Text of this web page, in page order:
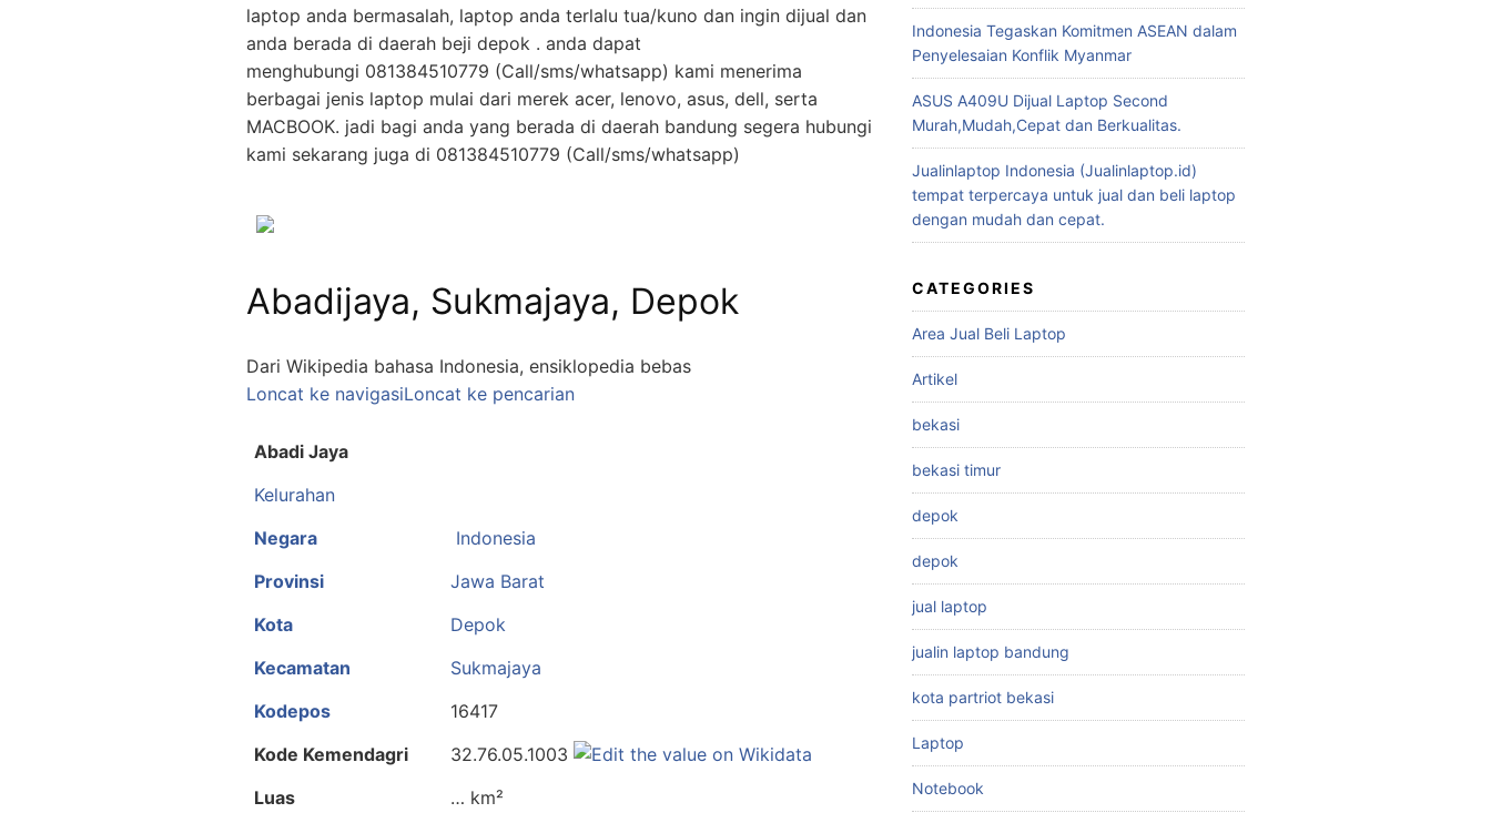
laptop anda bermasalah, laptop anda terlalu tua/kuno dan ingin dijual dan
anda berada di daerah beji depok . anda dapat
menghubungi 081384510779 (Call/sms/whatsapp) kami menerima
berbagai jenis laptop mulai dari merek acer, lenovo, asus, dell, serta
MACBOOK. jadi bagi anda yang berada di daerah bandung segera hubungi
kami sekarang juga di 081384510779 (Call/sms/whatsapp)
Abadijaya, Sukmajaya, Depok
Dari Wikipedia bahasa Indonesia, ensiklopedia bebas
Loncat ke navigasiLoncat ke pencarian
Abadi Jaya
Kelurahan
Negara
Indonesia
Provinsi
Jawa Barat
Kota
Depok
Kecamatan
Sukmajaya
Kodepos
16417
Kode Kemendagri
32.76.05.1003
Luas
… km²
Indonesia Tegaskan Komitmen ASEAN dalam
Penyelesaian Konflik Myanmar
ASUS A409U Dijual Laptop Second
Murah,Mudah,Cepat dan Berkualitas.
Jualinlaptop Indonesia (Jualinlaptop.id)
tempat terpercaya untuk jual dan beli laptop
dengan mudah dan cepat.
CATEGORIES
Area Jual Beli Laptop
Artikel
bekasi
bekasi timur
depok
depok
jual laptop
jualin laptop bandung
kota partriot bekasi
Laptop
Notebook